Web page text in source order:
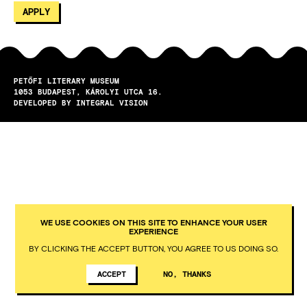
PETŐFI LITERARY MUSEUM
1053
BUDAPEST
KÁROLYI UTCA 16.
DEVELOPED BY INTEGRAL VISION
WE USE COOKIES ON THIS SITE TO ENHANCE YOUR USER
EXPERIENCE
BY CLICKING THE ACCEPT BUTTON, YOU AGREE TO US DOING SO.
ACCEPT NO, THANKS